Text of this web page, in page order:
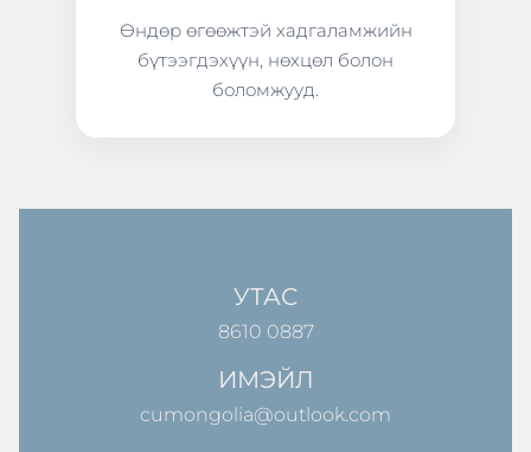
Өндөр өгөөжтэй хадгаламжийн
бүтээгдэхүүн, нөхцөл болон
боломжууд.
УТАС
8610 0887
ИМЭЙЛ
cumongolia@outlook.com